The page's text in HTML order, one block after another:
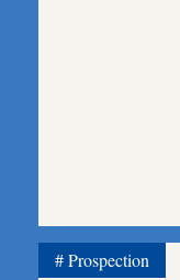
Prospection